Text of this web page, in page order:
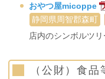
おやつ屋micoppe
静岡県周智郡森町
店内のシンボルツ
（公財）食